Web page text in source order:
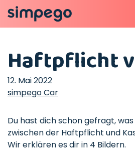
Haftpflicht
12. Mai 2022
simpego Car
Du hast dich schon gefragt,
zwischen der Haftpflicht und
Wir erklären es dir in 4 Bildern.